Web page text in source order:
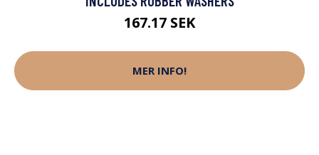
167.17 SEK
MER INFO!